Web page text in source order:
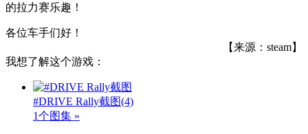
的拉力赛乐趣！
各位车手们好！
【来源：steam】
我想了解这个游戏：
#DRIVE Rally截图(4)
1个图集 »